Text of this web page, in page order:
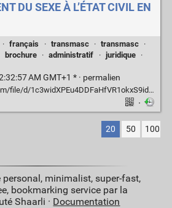
DU SEXE À L’ÉTAT CIVIL EN
· français · transmasc · transmasc
·
brochure · administratif · juridique
·
AM GMT+1 * · permalien
view?usp=drive_link
·
20 50 100
personal, minimalist, super-fast,
bookmarking service par la
Shaarli · Documentation